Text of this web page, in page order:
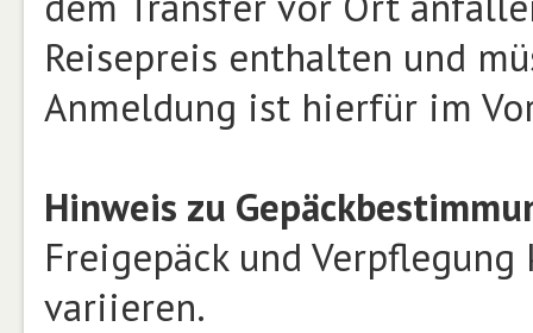
Reisepreis enthalten und
Anmeldung ist hierfür im
Hinweis zu
Freigepäck und
variieren.